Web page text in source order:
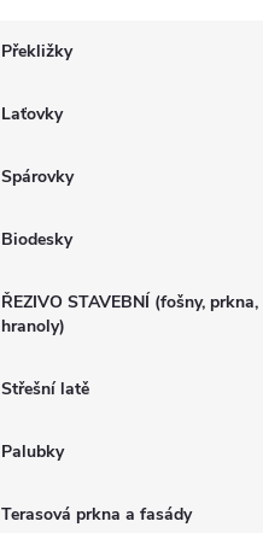
Překližky
Laťovky
Spárovky
Biodesky
ŘEZIVO STAVEBNÍ (fošny, prkna,
hranoly)
Střešní latě
Palubky
Terasová prkna a fasády